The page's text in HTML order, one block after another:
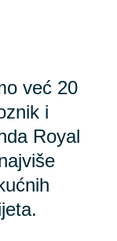
već 20
i
Royal